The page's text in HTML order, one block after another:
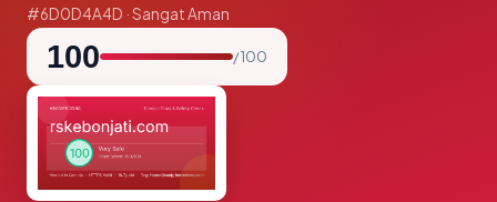
#6D0D4A4D · Sangat Aman
100 / 100